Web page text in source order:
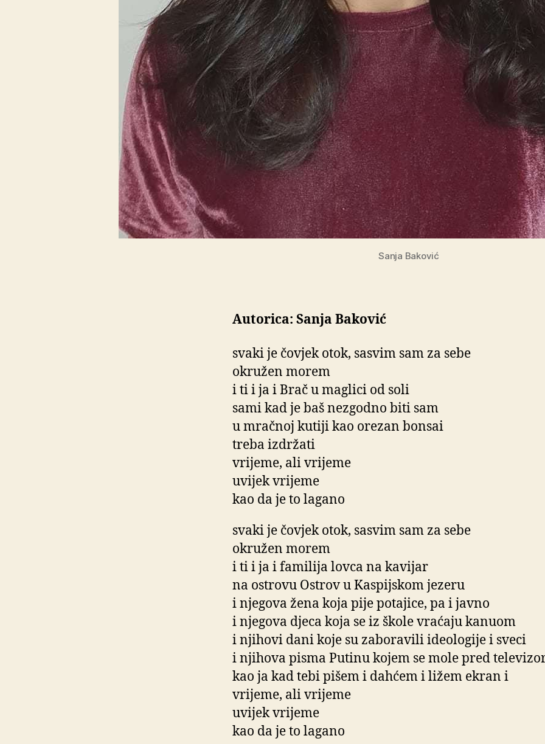
Sanja Baković
Autorica: Sanja Baković
svaki je čovjek otok, sasvim sam za sebe
okružen morem
i ti i ja i Brač u maglici od soli
sami kad je baš nezgodno biti sam
u mračnoj kutiji kao orezan bonsai
treba izdržati
vrijeme, ali vrijeme
uvijek vrijeme
kao da je to lagano
svaki je čovjek otok, sasvim sam za sebe
okružen morem
i ti i ja i familija lovca na kavijar
na ostrovu Ostrov u Kaspijskom jezeru
i njegova žena koja pije potajice, pa i javno
i njegova djeca koja se iz škole vraćaju kanuom
i njihovi dani koje su zaboravili ideologije i sveci
i njihova pisma Putinu kojem se mole pred
kao ja kad tebi pišem i dahćem i ližem ekran i
vrijeme, ali vrijeme
uvijek vrijeme
kao da je to lagano